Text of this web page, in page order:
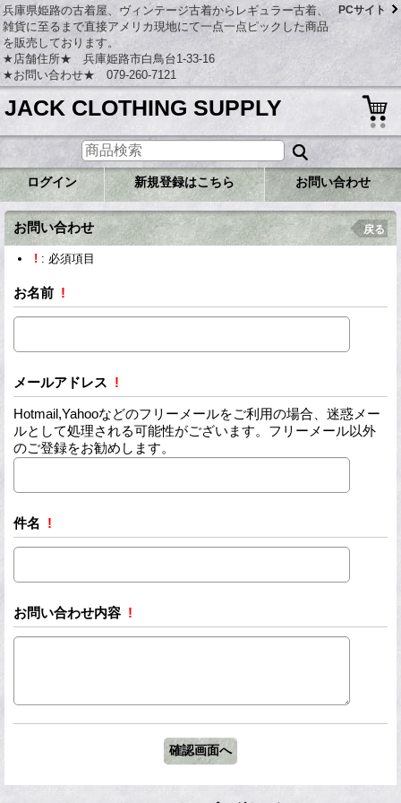
兵庫県姫路の古着屋、ヴィンテージ古着からレギュラー古着、
雑貨に至るまで直接アメリカ現地にて一点一点ピックした商品
を販売しております。
★店舗住所★ 兵庫姫路市白鳥台1-33-16
★お問い合わせ★ 079-260-7121
PCサイト
JACK CLOTHING SUPPLY
ログイン 新規登録はこちら お問い合わせ
お問い合わせ 戻る
! : 必須項目
お名前 !
メールアドレス !
Hotmail,Yahooなどのフリーメールをご利用の場合、迷惑メー
ルとして処理される可能性がございます。フリーメール以外
のご登録をお勧めします。
件名 !
お問い合わせ内容 !